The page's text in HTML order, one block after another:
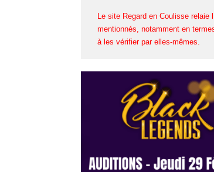
Le site Regard en Coulisse
mentionnés, notamment en
à les vérifier par elles-mêmes.